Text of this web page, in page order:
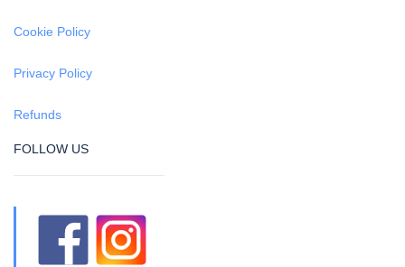
Cookie Policy
Privacy Policy
Refunds
FOLLOW US